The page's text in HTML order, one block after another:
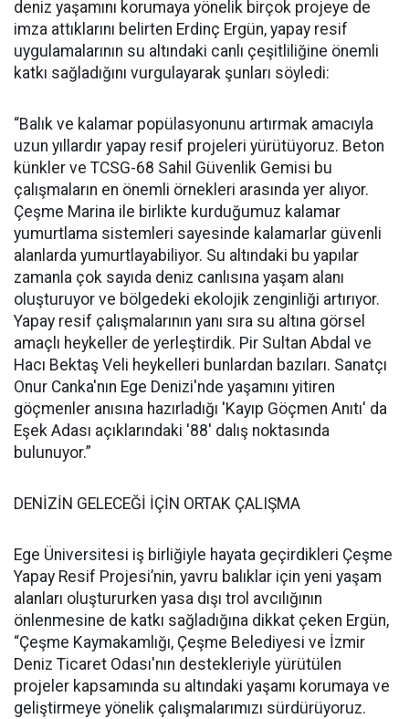
deniz yaşamını korumaya yönelik birçok projeye de
imza attıklarını belirten Erdinç Ergün, yapay resif
uygulamalarının su altındaki canlı çeşitliliğine önemli
katkı sağladığını vurgulayarak şunları söyledi:
“Balık ve kalamar popülasyonunu artırmak amacıyla
uzun yıllardır yapay resif projeleri yürütüyoruz. Beton
künkler ve TCSG-68 Sahil Güvenlik Gemisi bu
çalışmaların en önemli örnekleri arasında yer alıyor.
Çeşme Marina ile birlikte kurduğumuz kalamar
yumurtlama sistemleri sayesinde kalamarlar güvenli
alanlarda yumurtlayabiliyor. Su altındaki bu yapılar
zamanla çok sayıda deniz canlısına yaşam alanı
oluşturuyor ve bölgedeki ekolojik zenginliği artırıyor.
Yapay resif çalışmalarının yanı sıra su altına görsel
amaçlı heykeller de yerleştirdik. Pir Sultan Abdal ve
Hacı Bektaş Veli heykelleri bunlardan bazıları. Sanatçı
Onur Canka'nın Ege Denizi'nde yaşamını yitiren
göçmenler anısına hazırladığı 'Kayıp Göçmen Anıtı' da
Eşek Adası açıklarındaki '88' dalış noktasında
bulunuyor.”
DENİZİN GELECEĞİ İÇİN ORTAK ÇALIŞMA
Ege Üniversitesi iş birliğiyle hayata geçirdikleri Çeşme
Yapay Resif Projesi’nin, yavru balıklar için yeni yaşam
alanları oluştururken yasa dışı trol avcılığının
önlenmesine de katkı sağladığına dikkat çeken Ergün,
“Çeşme Kaymakamlığı, Çeşme Belediyesi ve İzmir
Deniz Ticaret Odası'nın destekleriyle yürütülen
projeler kapsamında su altındaki yaşamı korumaya ve
geliştirmeye yönelik çalışmalarımızı sürdürüyoruz.